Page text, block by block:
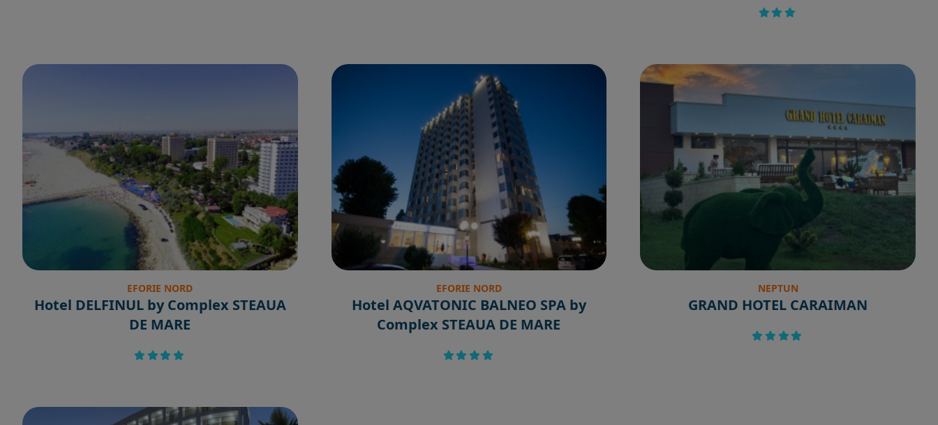
EFORIE NORD
Hotel DELFINUL by Complex STEAUA
DE MARE
EFORIE NORD
Hotel AQVATONIC BALNEO SPA by
Complex STEAUA DE MARE
NEPTUN
GRAND HOTEL CARAIMAN